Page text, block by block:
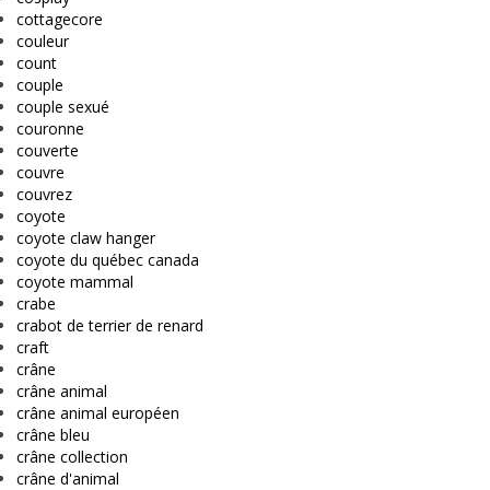
cottagecore
couleur
count
couple
couple sexué
couronne
couverte
couvre
couvrez
coyote
coyote claw hanger
coyote du québec canada
coyote mammal
crabe
crabot de terrier de renard
craft
crâne
crâne animal
crâne animal européen
crâne bleu
crâne collection
crâne d'animal